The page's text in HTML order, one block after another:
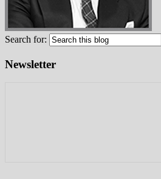
Search for:
Newsletter